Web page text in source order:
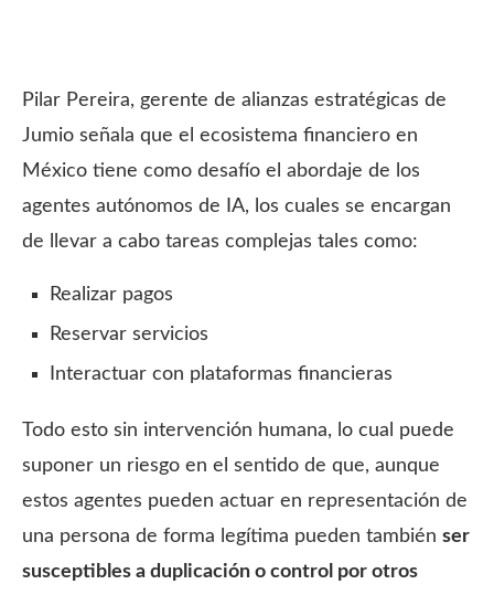
Pilar Pereira, gerente de alianzas estratégicas de
Jumio señala que el ecosistema financiero en
México tiene como desafío el abordaje de los
agentes autónomos de IA, los cuales se encargan
de llevar a cabo tareas complejas tales como:
Realizar pagos
Reservar servicios
Interactuar con plataformas financieras
Todo esto sin intervención humana, lo cual puede
suponer un riesgo en el sentido de que, aunque
estos agentes pueden actuar en representación de
una persona de forma legítima pueden también ser
susceptibles a duplicación o control por otros